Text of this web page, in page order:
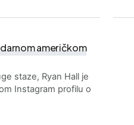
američkom
staze, Ryan Hall je
Instagram profilu o